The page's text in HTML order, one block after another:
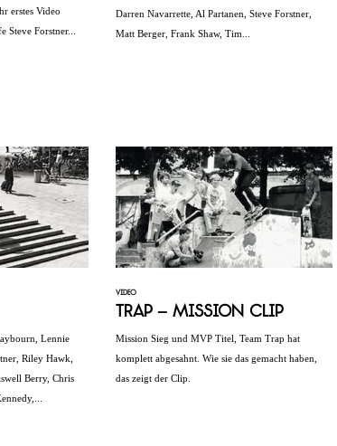
erstes Video
Steve Forstner...
Darren Navarrette, Al Partanen, Steve Forstner,
Matt Berger, Frank Shaw, Tim...
Lennie
Riley Hawk,
Berry, Chris
VIDEO
Trap – Mission Clip
Mission Sieg und MVP Titel, Team Trap hat
komplett abgesahnt. Wie sie das gemacht haben,
das zeigt der Clip.